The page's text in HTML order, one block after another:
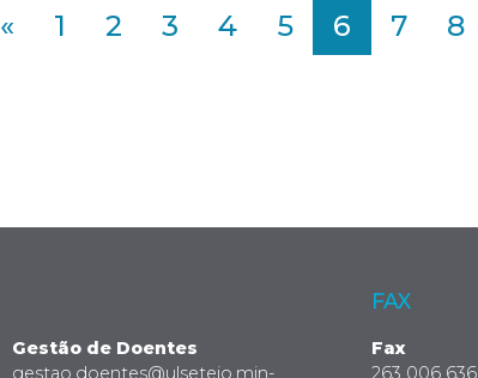
« 1 2 3 4 5 6 7 8
Gestão de Doentes
gestao.doentes@ulsetejo.min-
FAX
Fax
263 006 636